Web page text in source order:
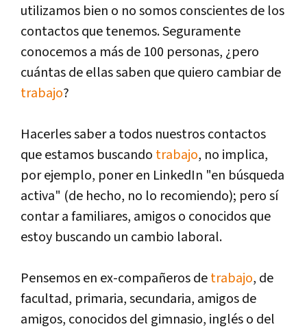
utilizamos bien o no somos conscientes de los
contactos que tenemos. Seguramente
conocemos a más de 100 personas, ¿pero
cuántas de ellas saben que quiero cambiar de
trabajo?
Hacerles saber a todos nuestros contactos
que estamos buscando trabajo, no implica,
por ejemplo, poner en LinkedIn "en búsqueda
activa" (de hecho, no lo recomiendo); pero sí
contar a familiares, amigos o conocidos que
estoy buscando un cambio laboral.
Pensemos en ex-compañeros detrabajo, de
facultad, primaria, secundaria, amigos de
amigos, conocidos del gimnasio, inglés o del